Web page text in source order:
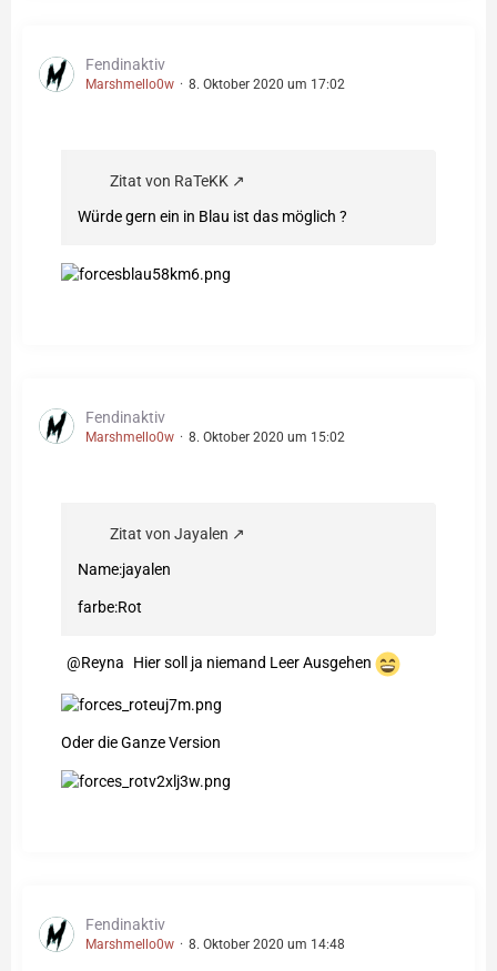
Fendinaktiv
Marshmello0w 8. Oktober 2020 um 17:02
Zitat von RaTeKK
Würde gern ein in Blau ist das möglich ?
Fendinaktiv
Marshmello0w 8. Oktober 2020 um 15:02
Zitat von Jayalen
Name:jayalen
farbe:Rot
Reyna Hier soll ja niemand Leer Ausgehen
Oder die Ganze Version
Fendinaktiv
Marshmello0w 8. Oktober 2020 um 14:48